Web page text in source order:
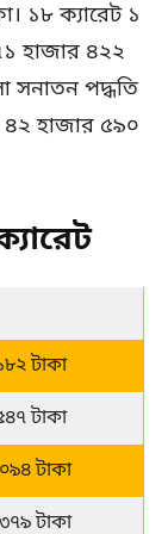
১৮ ক্যারেট ১
হাজার ৪২২
সনাতন পদ্ধতি
হাজার ৫৯০
টাকা
টাকা
টাকা
টাকা